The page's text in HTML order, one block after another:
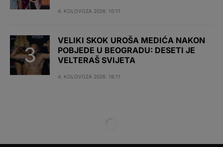
4. KOLOVOZA 2026. 10:11
VELIKI SKOK UROŠA MEDIĆA NAKON
POBJEDE U BEOGRADU: DESETI JE
VELTERAŠ SVIJETA
4. KOLOVOZA 2026. 16:11